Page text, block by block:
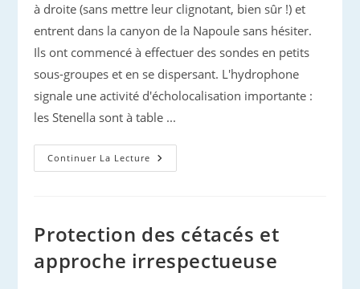
à droite (sans mettre leur clignotant, bien sûr !) et
entrent dans la canyon de la Napoule sans hésiter.
Ils ont commencé à effectuer des sondes en petits
sous-groupes et en se dispersant. L'hydrophone
signale une activité d'écholocalisation importante :
les Stenella sont à table ...
Continuer La Lecture Dauphins
D’Azur
!
Protection des cétacés et
approche irrespectueuse